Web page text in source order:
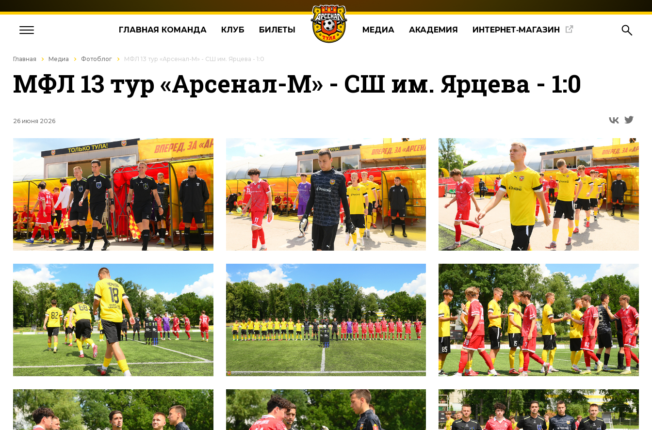
ГЛАВНАЯ КОМАНДА КЛУБ БИЛЕТЫ МЕДИА АКАДЕМИЯ ИНТЕРНЕТ‑МАГАЗИН
Главная Медиа Фотоблог МФЛ 13 тур «Арсенал-М» - СШ им. Ярцева - 1:0
МФЛ 13 тур «Арсенал-М» - СШ им. Ярцева - 1:0
26 июня 2026